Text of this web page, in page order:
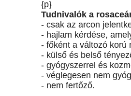
{p}
Tudnivalók a
- csak az arcon
- hajlam kérdése,
- főként a változó korú
- külső és belső
- gyógyszerrel és
- véglegesen nem
- nem fertőző.